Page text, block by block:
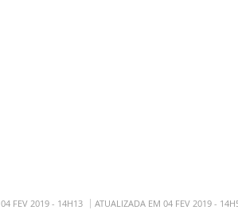
04 FEV 2019 - 14H13 ATUALIZADA EM 04 FEV 2019 -